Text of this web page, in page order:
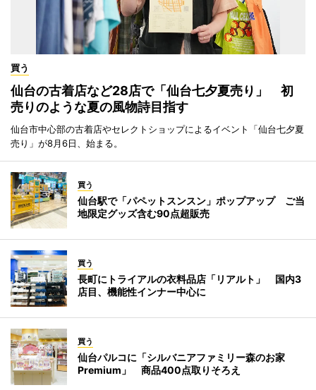
買う
仙台の古着店など28店で「仙台七夕夏売り」 初
売りのような夏の風物詩目指す
仙台市中心部の古着店やセレクトショップによるイベント「仙台七夕夏
売り」が8月6日、始まる。
買う
仙台駅で「パペットスンスン」ポップアップ ご当
地限定グッズ含む90点超販売
買う
長町にトライアルの衣料品店「リアルト」 国内3
店目、機能性インナー中心に
買う
仙台パルコに「シルバニアファミリー森のお家
Premium」 商品400点取りそろえ